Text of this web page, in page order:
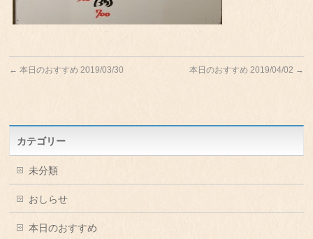
← 本日のおすすめ 2019/03/30 本日のおすすめ 2019/04/02 →
カテゴリー
未分類
おしらせ
本日のおすすめ